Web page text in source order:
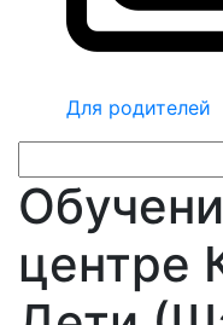
Для родителей
центре